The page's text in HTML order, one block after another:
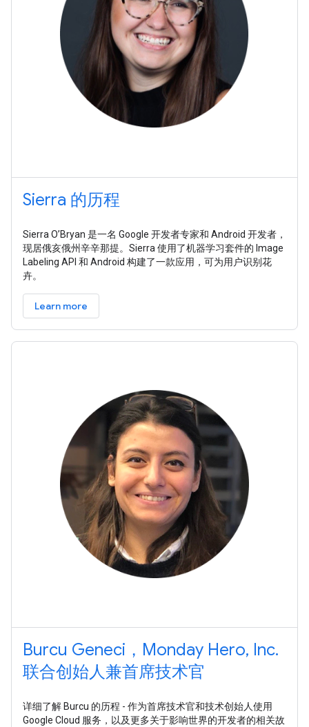
Sierra 的历程
Sierra O’Bryan 是一名 Google 开发者专家和 Android 开发者，
现居俄亥俄州辛辛那提。Sierra 使用了机器学习套件的 Image
Labeling API 和 Android 构建了一款应用，可为用户识别花
卉。
Learn more
Burcu Geneci，Monday Hero, Inc.
联合创始人兼首席技术官
详细了解 Burcu 的历程 - 作为首席技术官和技术创始人使用
Google Cloud 服务，以及更多关于影响世界的开发者的相关故